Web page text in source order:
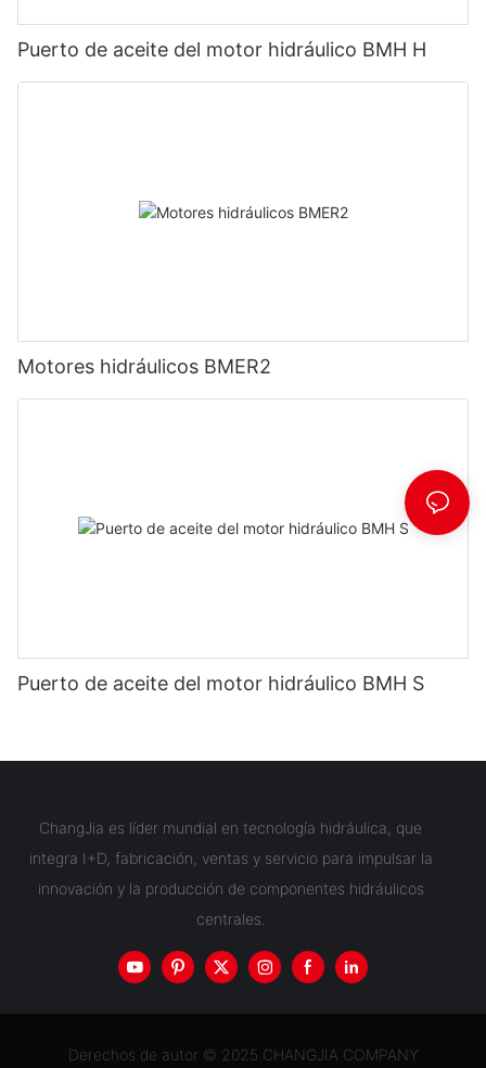
Puerto de aceite del motor hidráulico BMH H
Motores hidráulicos BMER2
Puerto de aceite del motor hidráulico BMH S
ChangJia es líder mundial en tecnología hidráulica, que
integra I+D, fabricación, ventas y servicio para impulsar la
innovación y la producción de componentes hidráulicos
centrales.
Derechos de autor © 2025 CHANGJIA COMPANY